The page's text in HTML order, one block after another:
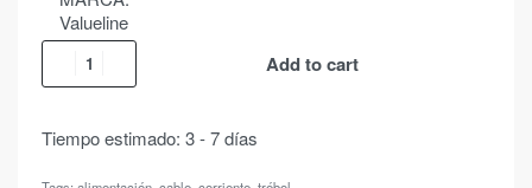
Valueline
Add to cart
Tiempo estimado: 3 - 7 días